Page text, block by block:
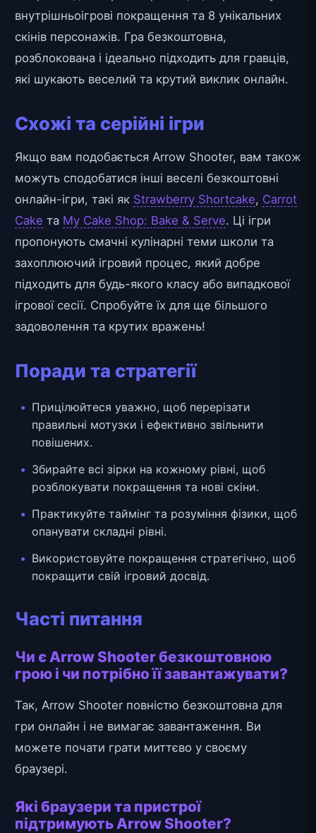
внутрішньоігрові покращення та 8 унікальних
скінів персонажів. Гра безкоштовна,
розблокована і ідеально підходить для гравців,
які шукають веселий та крутий виклик онлайн.
Схожі та серійні ігри
Якщо вам подобається Arrow Shooter, вам також
можуть сподобатися інші веселі безкоштовні
онлайн-ігри, такі як Strawberry Shortcake, Carrot
Cake та My Cake Shop: Bake & Serve. Ці ігри
пропонують смачні кулінарні теми школи та
захоплюючий ігровий процес, який добре
підходить для будь-якого класу або випадкової
ігрової сесії. Спробуйте їх для ще більшого
задоволення та крутих вражень!
Поради та стратегії
Прицілюйтеся уважно, щоб перерізати
правильні мотузки і ефективно звільнити
повішених.
Збирайте всі зірки на кожному рівні, щоб
розблокувати покращення та нові скіни.
Практикуйте таймінг та розуміння фізики, щоб
опанувати складні рівні.
Використовуйте покращення стратегічно, щоб
покращити свій ігровий досвід.
Часті питання
Чи є Arrow Shooter безкоштовною
грою і чи потрібно її завантажувати?
Так, Arrow Shooter повністю безкоштовна для
гри онлайн і не вимагає завантаження. Ви
можете почати грати миттєво у своєму
браузері.
Які браузери та пристрої
підтримують Arrow Shooter?